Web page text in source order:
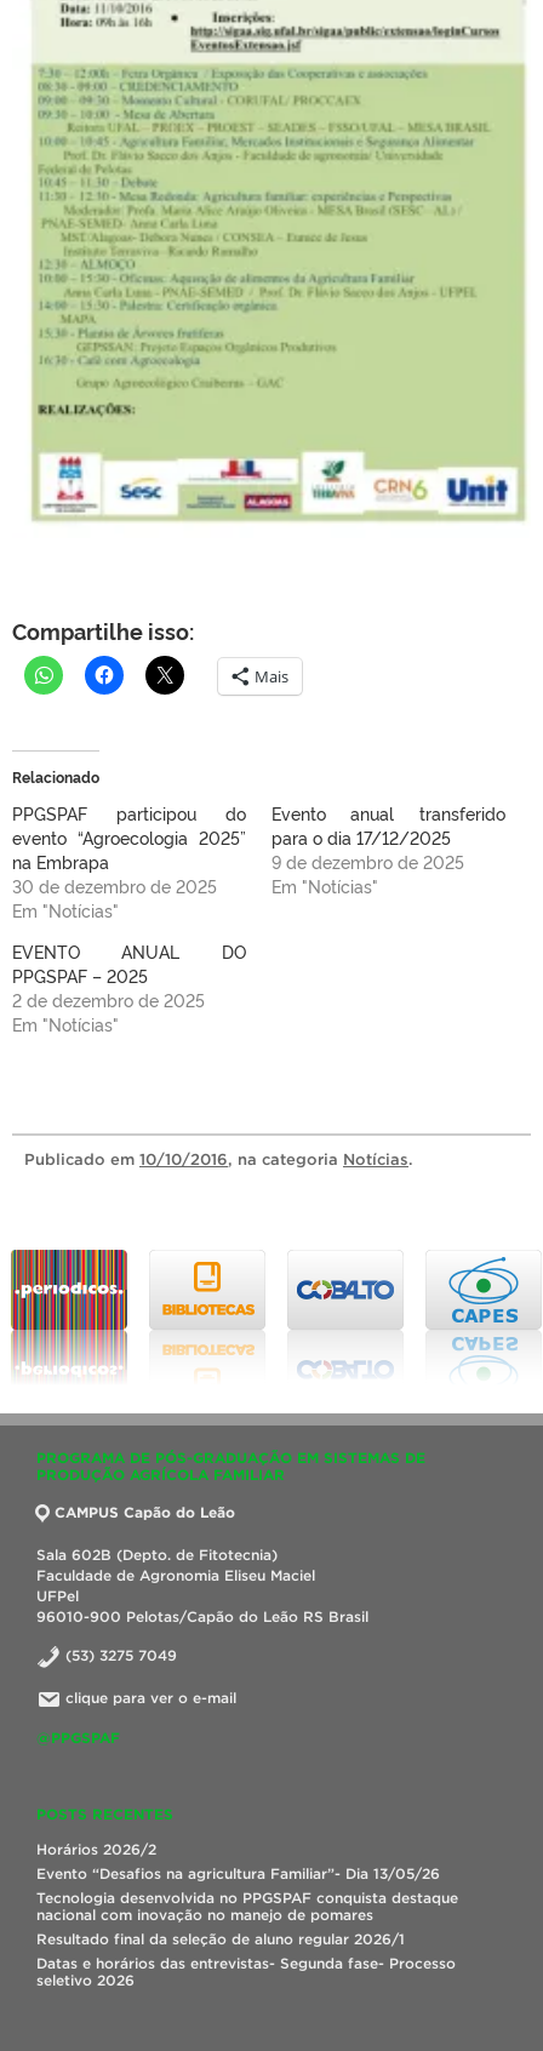
Compartilhe isso:
Mais
Relacionado
PPGSPAF participou do
evento “Agroecologia 2025”
na Embrapa
30 de dezembro de 2025
Em "Notícias"
Evento anual transferido
para o dia 17/12/2025
9 de dezembro de 2025
Em "Notícias"
EVENTO ANUAL DO
PPGSPAF – 2025
2 de dezembro de 2025
Em "Notícias"
Publicado em 10/10/2016, na categoria Notícias.
PROGRAMA DE PÓS-GRADUAÇÃO EM SISTEMAS DE
PRODUÇÃO AGRÍCOLA FAMILIAR
CAMPUS Capão do Leão
Sala 602B (Depto. de Fitotecnia)
Faculdade de Agronomia Eliseu Maciel
UFPel
96010-900 Pelotas/Capão do Leão RS Brasil
(53) 3275 7049
clique para ver o e-mail
@PPGSPAF
POSTS RECENTES
Horários 2026/2
Evento “Desafios na agricultura Familiar”- Dia 13/05/26
Tecnologia desenvolvida no PPGSPAF conquista destaque
nacional com inovação no manejo de pomares
Resultado final da seleção de aluno regular 2026/1
Datas e horários das entrevistas- Segunda fase- Processo
seletivo 2026